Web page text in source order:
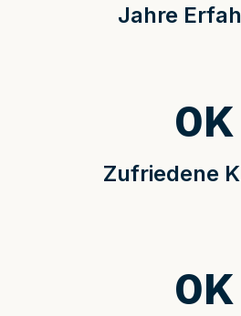
Jahre
Zufriedene
0K
0K